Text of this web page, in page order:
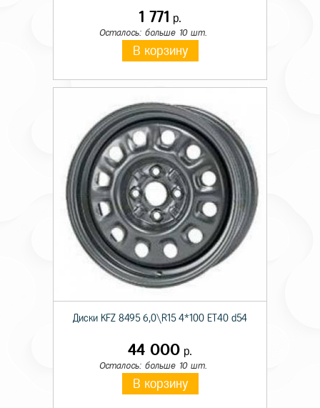
1 771 р.
Осталось: больше 10 шт.
В корзину
Диски KFZ 8495 6,0\R15 4*100 ET40 d54
44 000 р.
Осталось: больше 10 шт.
В корзину